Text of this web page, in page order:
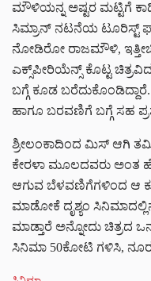
ಮೌಳಿಯನ್ನ ಅಷ್ಟರ ಮಟ್ಟಿಗೆ
ಸಿಮ್ರಾನ್ ನಟನೆಯ ಟೂರಿಸ್ಟ್
ನೋಡಿರೋ ರಾಜಮೌಳಿ,
ಎಕ್ಸ್‌ಪೀರಿಯೆನ್ಸ್ ಕೊಟ್ಟ
ಬಗ್ಗೆ ಕೂಡ
ಹಾಗೂ ಬರವಣಿಗೆ ಬಗ್ಗೆ ಸಹ
ಶ್ರೀಲಂಕಾದಿಂದ ಮಿಸ್ ಆಗಿ
ಕೇರಳಾ ಮೂಲದವರು ಅಂತ
ಆಗುವ ಬೆಳವಣಿಗೆಗಳಿಂದ ಆ
ಮಾಡೋಕೆ ದೃಶ್ಯಂ
ಮಾಡ್ತಾರೆ ಅನ್ನೋದು ಚಿತ್ರದ
ಸಿನಿಮಾ 50ಕೋಟಿ ಗಳಿಸಿ, ನೂರು